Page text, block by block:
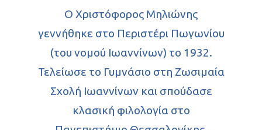
Ο Χριστόφορος Μηλιώνης
γεννήθηκε στο Περιστέρι Πωγωνίου
(του νομού Iωαννίνων) το 1932.
Τελείωσε το Γυμνάσιο στη Ζωσιμαία
Σχολή Iωαννίνων και σπούδασε
κλασική φιλολογία στο